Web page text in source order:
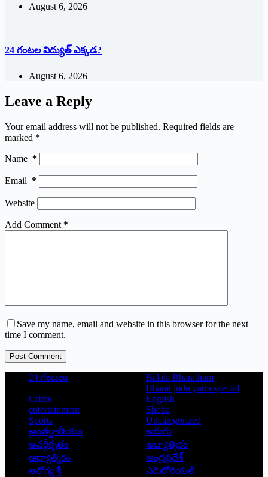
August 6, 2026
24 గంటల విద్యుత్ ఎక్కడ?
August 6, 2026
Leave a Reply
Your email address will not be published. Required fields are
marked *
Name *
Email *
Website
Add Comment *
Save my name, email and website in this browser for the next
time I comment.
Post Comment
24 గంటలు
Balala Bharatham
Bharat jodo yatra special
Crime
English
entertainment
Shoba
Sports
Uncategorized
అంతర్జాతీయం
అరుగు
అవర్గీకృతం
ఆద్యాత్మికం
ఆధ్యాత్మికం
ఆంధ్రప్రదేశ్
ఆరోగ్య శ్రీ
ఎడిటోరియల్